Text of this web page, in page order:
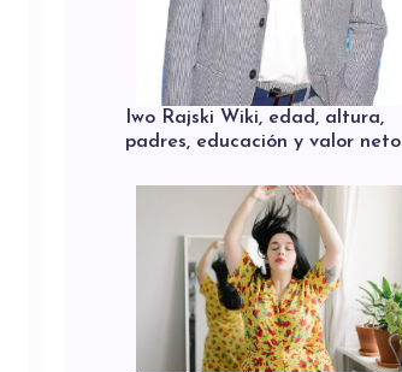
Iwo Rajski Wiki, edad, altura,
padres, educación y valor neto